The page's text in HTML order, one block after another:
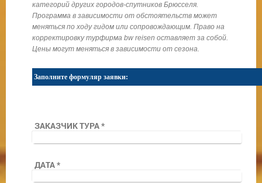
категорий других городов-спутников Брюсселя.
Программа в зависимости от обстоятельств может
меняться по ходу гидом или сопровождающим. Право на
корректировку турфирма bw reisen оставляет за собой.
Цены могут меняться в зависимости от сезона.
Заполните формуляр заявки:
ЗАКАЗЧИК ТУРА*
ДАТА*